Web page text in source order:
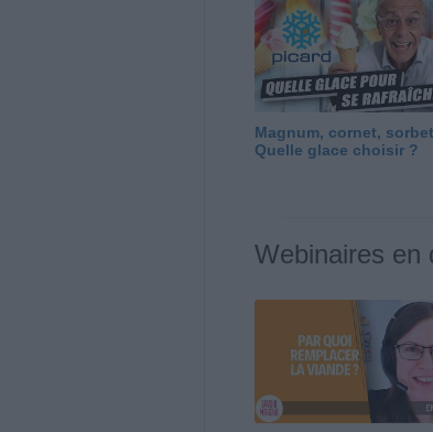
Magnum, cornet,
Quelle glace choisir ?
Webinaires en